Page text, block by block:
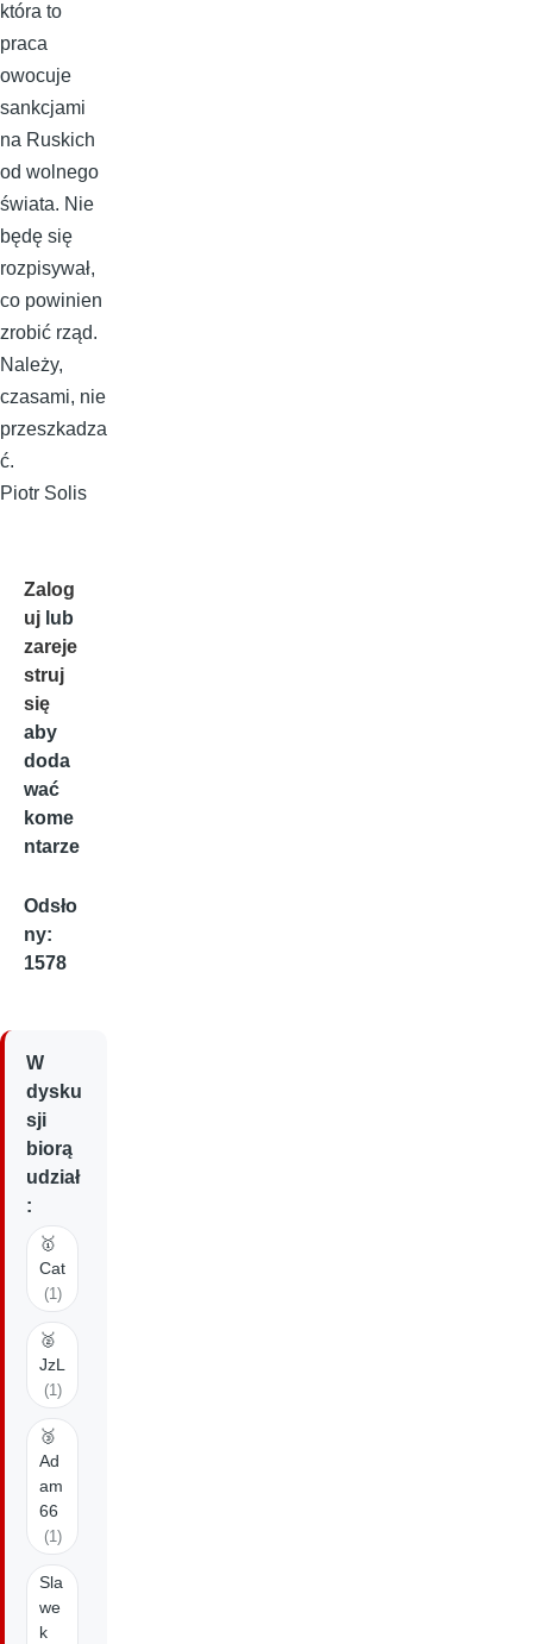
która to
praca
owocuje
sankcjami
na Ruskich
od wolnego
świata. Nie
będę się
rozpisywał,
co powinien
zrobić rząd.
Należy,
czasami, nie
przeszkadza
ć.
Piotr Solis
Zalog
uj lub
zareje
struj
się
aby
doda
wać
kome
ntarze
Odsło
ny:
1578
W
dysku
sji
biorą
udział
:
🥇
Cat
(1)
🥈
JzL
(1)
🥉
Ad
am
66
(1)
Sla
we
k